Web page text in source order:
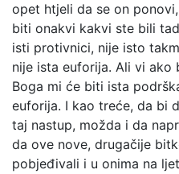
opet htjeli da se on
biti onakvi kakvi ste bili
isti protivnici, nije isto
nije ista euforija. Ali vi ako
Boga mi će biti ista
euforija. I kao treće, da bi
taj nastup, možda i da
da ove nove, drugačije
pobjeđivali i u onima na